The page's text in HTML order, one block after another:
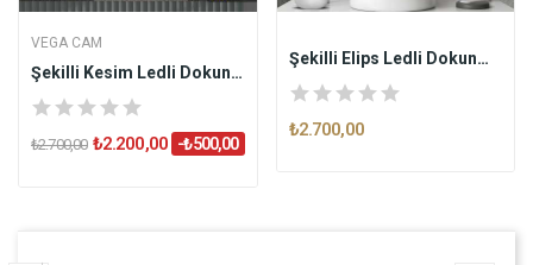
VEGA CAM
Şekilli Kesim Ledli Dokunmatik Butonlu...
₺2.700,00 ₺2.200,00 -₺500,00
Şekilli Elips Ledli Dokunmatik Butonlu...
₺2.700,00